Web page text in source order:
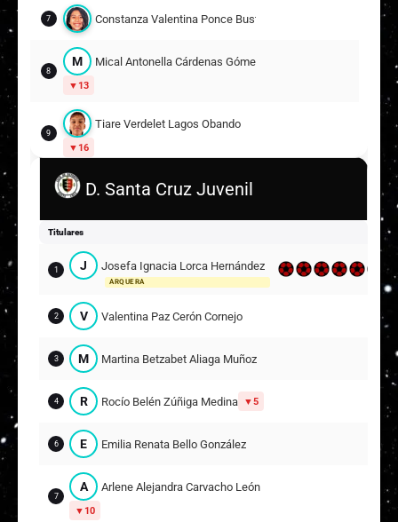
7 Constanza Valentina Ponce Bustos
8
M Mical Antonella Cárdenas Gómez
13
9
Tiare Verdelet Lagos Obando
16
Isidora Almendra Cavieres González
11
A
17
Martina Belén Ignacia Cofré Retamales
Suplentes
12 Fernanda Carolina Álvarez Ortega
C Camila Belén Sacaquirin Reyes
8
A
4
D. Santa Cruz Juvenil
Titulares
1 J Josefa Ignacia Lorca Hernández
ARQUERA
2 V Valentina Paz Cerón Cornejo
3 M Martina Betzabet Aliaga Muñoz
4 R Rocío Belén Zúñiga Medina 5
6 E Emilia Renata Bello González
7
A Arlene Alejandra Carvacho León
10